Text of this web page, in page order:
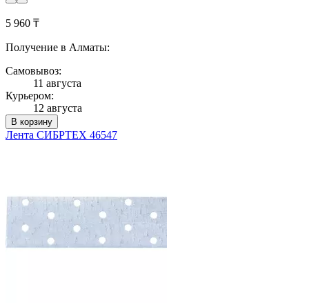
5 960 ₸
Получение в Алматы:
Самовывоз:
11 августа
Курьером:
12 августа
В корзину
Лента СИБРТЕХ 46547